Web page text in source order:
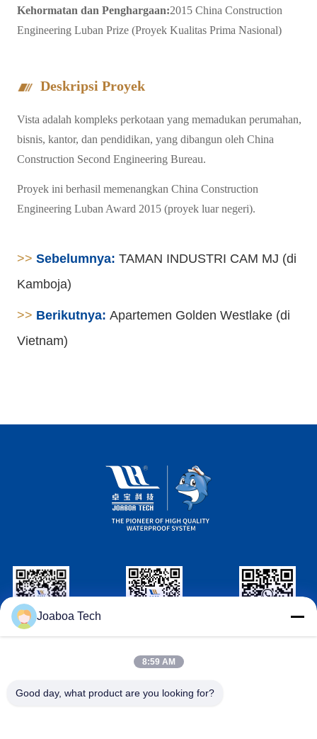
Kehormatan dan Penghargaan:2015 China Construction
Engineering Luban Prize (Proyek Kualitas Prima Nasional)
Deskripsi Proyek
Vista adalah kompleks perkotaan yang memadukan perumahan,
bisnis, kantor, dan pendidikan, yang dibangun oleh China
Construction Second Engineering Bureau.
Proyek ini berhasil memenangkan China Construction
Engineering Luban Award 2015 (proyek luar negeri).
>> Sebelumnya: TAMAN INDUSTRI CAM MJ (di
Kamboja)
>> Berikutnya: Apartemen Golden Westlake (di
Vietnam)
Wechat
Hubungi Kami
Joaboa Tech
8:59 AM
Good day, what product are you looking for?